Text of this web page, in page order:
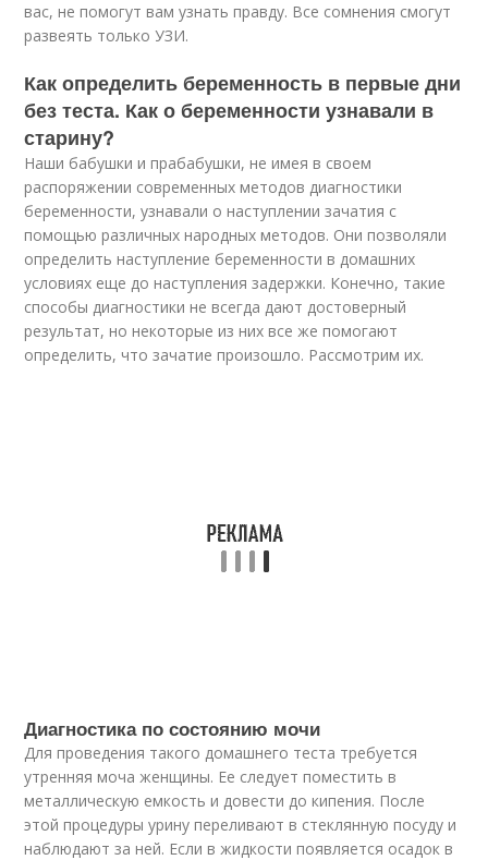
вас, не помогут вам узнать правду. Все сомнения смогут
развеять только УЗИ.
Как определить беременность в первые дни
без теста. Как о беременности узнавали в
старину?
Наши бабушки и прабабушки, не имея в своем
распоряжении современных методов диагностики
беременности, узнавали о наступлении зачатия с
помощью различных народных методов. Они позволяли
определить наступление беременности в домашних
условиях еще до наступления задержки. Конечно, такие
способы диагностики не всегда дают достоверный
результат, но некоторые из них все же помогают
определить, что зачатие произошло. Рассмотрим их.
Диагностика по состоянию мочи
Для проведения такого домашнего теста требуется
утренняя моча женщины. Ее следует поместить в
металлическую емкость и довести до кипения. После
этой процедуры урину переливают в стеклянную посуду и
наблюдают за ней. Если в жидкости появляется осадок в